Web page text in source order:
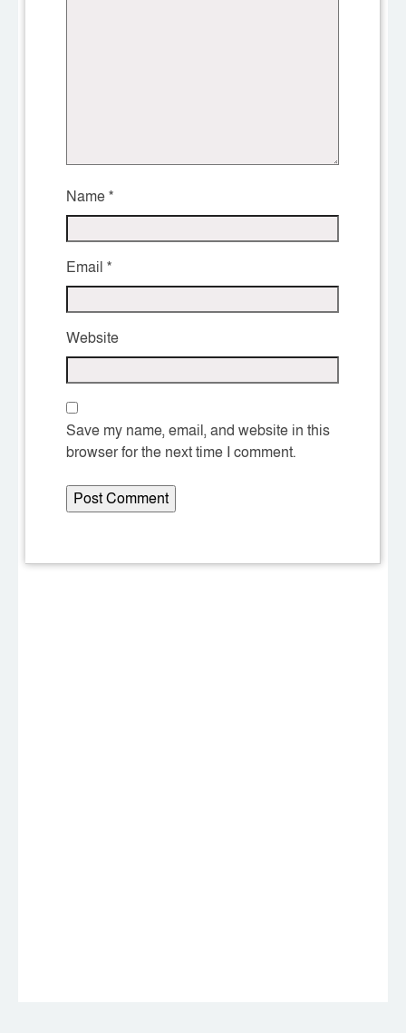
Name*
Email *
Website
Save my name, email, and website in this
browser for the next time I comment.